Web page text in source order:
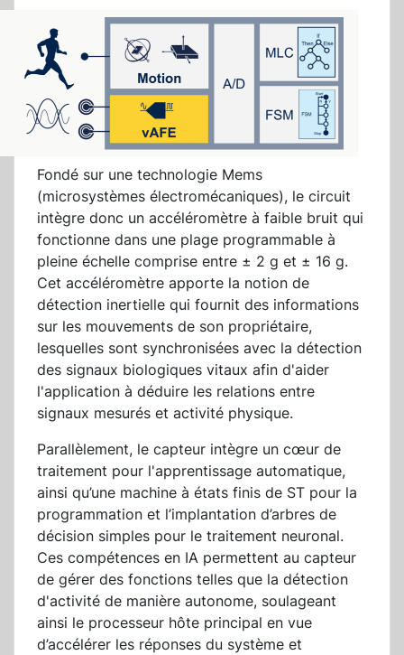
Fondé sur une technologie Mems
(microsystèmes électromécaniques), le circuit
intègre donc un accéléromètre à faible bruit qui
fonctionne dans une plage programmable à
pleine échelle comprise entre ± 2 g et ± 16 g.
Cet accéléromètre apporte la notion de
détection inertielle qui fournit des informations
sur les mouvements de son propriétaire,
lesquelles sont synchronisées avec la détection
des signaux biologiques vitaux afin d'aider
l'application à déduire les relations entre
signaux mesurés et activité physique.
Parallèlement, le capteur intègre un cœur de
traitement pour l'apprentissage automatique,
ainsi qu’une machine à états finis de ST pour la
programmation et l’implantation d’arbres de
décision simples pour le traitement neuronal.
Ces compétences en IA permettent au capteur
de gérer des fonctions telles que la détection
d'activité de manière autonome, soulageant
ainsi le processeur hôte principal en vue
d’accélérer les réponses du système et